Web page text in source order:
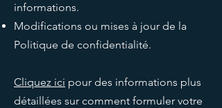
informations.
Modifications ou mises à jour de la
Politique de confidentialité.
Cliquez ici pour des informations plus
détaillées sur comment formuler votre